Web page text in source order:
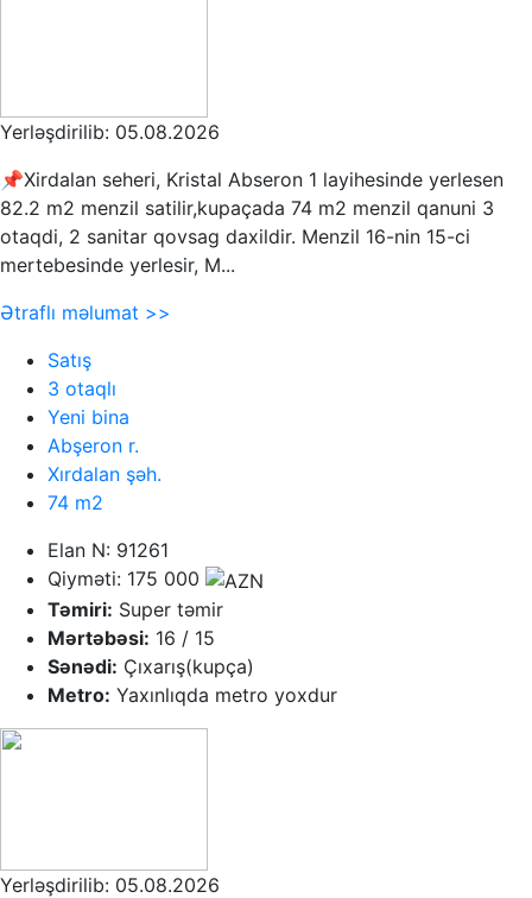
Yerləşdirilib: 05.08.2026
📌Xirdalan seheri, Kristal Abseron 1 layihesinde yerlesen
82.2 m2 menzil satilir,kupaçada 74 m2 menzil qanuni 3
otaqdi, 2 sanitar qovsag daxildir. Menzil 16-nin 15-ci
mertebesinde yerlesir, M...
Ətraflı məlumat >>
Satış
3 otaqlı
Yeni bina
Abşeron r.
Xırdalan şəh.
74 m2
Elan N: 91261
Qiyməti: 175 000
Təmiri: Super təmir
Mərtəbəsi: 16 / 15
Sənədi: Çıxarış(kupça)
Metro: Yaxınlıqda metro yoxdur
Yerləşdirilib: 05.08.2026